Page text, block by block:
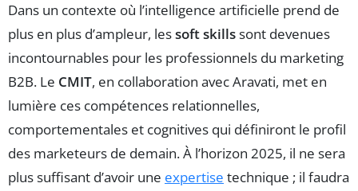
Dans un contexte où l’intelligence artificielle prend de
plus en plus d’ampleur, lessoft skillssont devenues
incontournables pour les professionnels du marketing
B2B. Le CMIT, en collaboration avec Aravati, met en
lumière ces compétences relationnelles,
comportementales et cognitives qui définiront le profil
des marketeurs de demain. À l’horizon 2025, il ne sera
plus suffisant d’avoir une expertise technique ; il faudra